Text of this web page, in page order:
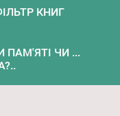
КНИГ
ПАМ'ЯТІ ЧИ ...